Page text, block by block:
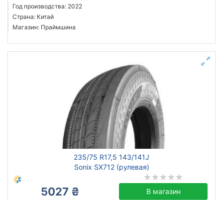
Год производства: 2022
Страна: Китай
Магазин: Праймшина
235/75 R17,5 143/141J
Sonix SX712 (рулевая)
5027 ₴ В магазин